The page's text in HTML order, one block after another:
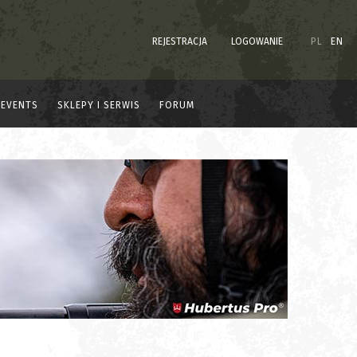
REJESTRACJA LOGOWANIE PL EN
EVENTS SKLEPY I SERWIS FORUM